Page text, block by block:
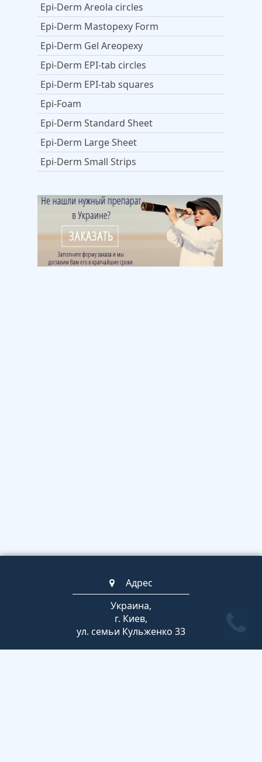
Epi-Derm Areola circles
Epi-Derm Mastopexy Form
Epi-Derm Gel Areopexy
Epi-Derm EPI-tab circles
Epi-Derm EPI-tab squares
Epi-Foam
Epi-Derm Standard Sheet
Epi-Derm Large Sheet
Epi-Derm Small Strips
Адрес
Украина,
г. Киев,
ул. семьи Кульженко 33